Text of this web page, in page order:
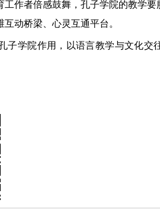
作者倍感鼓舞，孔子学院的教学
动桥梁、心灵互通平台。
学院作用，以语言教学与文化交